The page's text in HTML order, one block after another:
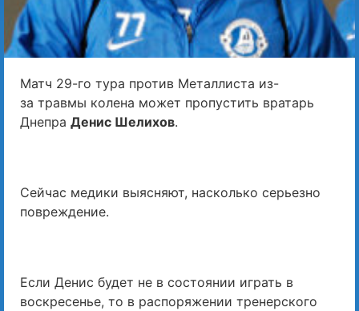
Матч 29-го тура против Металлиста из-
за травмы колена может пропустить вратарь
Днепра Денис Шелихов.
Сейчас медики выясняют, насколько серьезно
повреждение.
Если Денис будет не в состоянии играть в
воскресенье, то в распоряжении тренерского